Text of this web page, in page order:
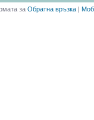
за Обратна връзка |